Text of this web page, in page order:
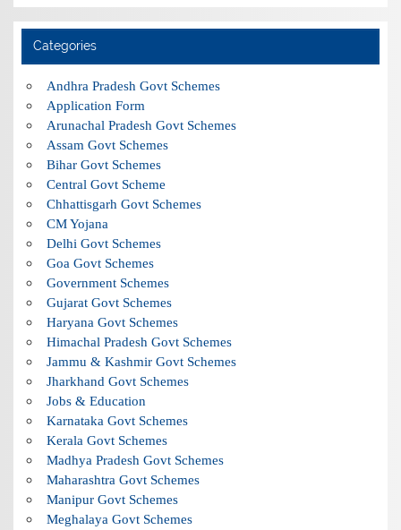
Categories
Andhra Pradesh Govt Schemes
Application Form
Arunachal Pradesh Govt Schemes
Assam Govt Schemes
Bihar Govt Schemes
Central Govt Scheme
Chhattisgarh Govt Schemes
CM Yojana
Delhi Govt Schemes
Goa Govt Schemes
Government Schemes
Gujarat Govt Schemes
Haryana Govt Schemes
Himachal Pradesh Govt Schemes
Jammu & Kashmir Govt Schemes
Jharkhand Govt Schemes
Jobs & Education
Karnataka Govt Schemes
Kerala Govt Schemes
Madhya Pradesh Govt Schemes
Maharashtra Govt Schemes
Manipur Govt Schemes
Meghalaya Govt Schemes